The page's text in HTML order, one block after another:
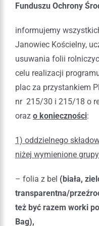
Funduszu Ochrony
informujemy
Janowiec Kościelny,
usuwania folii
celu realizacji
plac za przystankiem
nr 215/30 i 215/18 o
oraz o konieczności:
1) oddzielnego
niżej wymienione grupy
– folia z bel (biała,
transparentna/
też być razem worki
Bag),